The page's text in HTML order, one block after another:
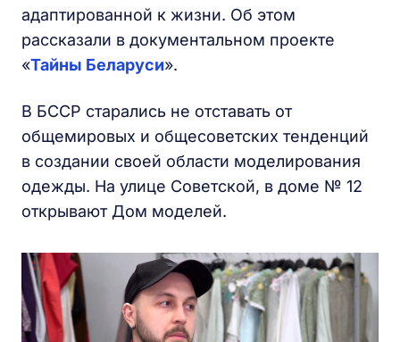
адаптированной к жизни. Об этом
рассказали в документальном проекте
«Тайны Беларуси».
В БССР старались не отставать от
общемировых и общесоветских тенденций
в создании своей области моделирования
одежды. На улице Советской, в доме № 12
открывают Дом моделей.